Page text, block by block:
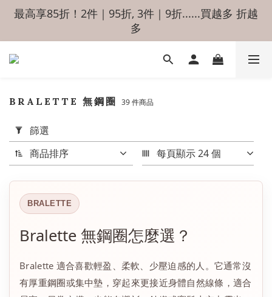
最高享85折！2件｜95折, 3件｜9折......買越多 折越
多
BRALETTE 無鋼圈 39 件商品
篩選
商品排序
每頁顯示 24 個
BRALETTE
Bralette 無鋼圈怎麼選？
Bralette 適合喜歡輕盈、柔軟、少壓迫感的人。它通常沒
有厚重鋼圈或集中墊，穿起來更接近身體自然線條，適合